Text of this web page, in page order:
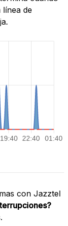
línea de
con Jazztel